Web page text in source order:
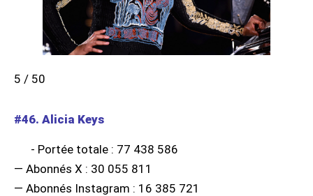
5 / 50
#46. Alicia Keys
- Portée totale : 77 438 586
— Abonnés X : 30 055 811
— Abonnés Instagram : 16 385 721